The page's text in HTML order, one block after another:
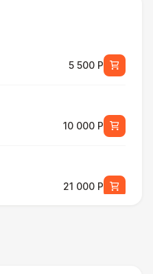
5 500 Р
10 000 Р
21 000 Р